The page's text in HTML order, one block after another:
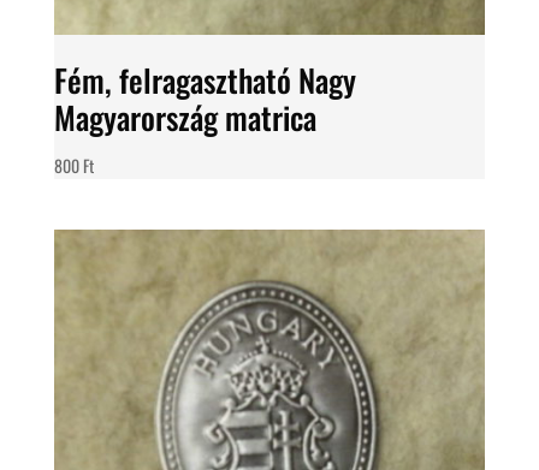
Fém, felragasztható Nagy
Magyarország matrica
800Ft